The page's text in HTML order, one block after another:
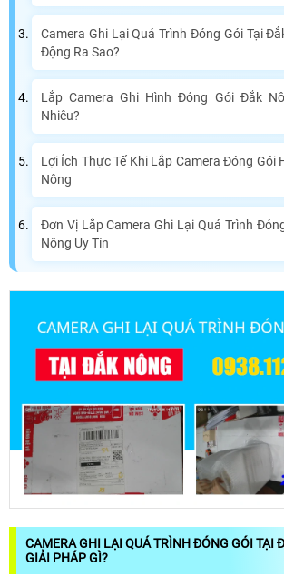
Camera Ghi Lại Quá Trình Đóng Gói Tại
Động Ra Sao?
Lắp Camera Ghi Hình Đóng Gói Đắk
Nhiêu?
Lợi Ích Thực Tế Khi Lắp Camera Đóng Gói
Nông
Đơn Vị Lắp Camera Ghi Lại Quá Trình
Nông Uy Tín
CAMERA GHI LẠI QUÁ TRÌNH ĐÓNG GÓI TẠI
GIẢI PHÁP GÌ?